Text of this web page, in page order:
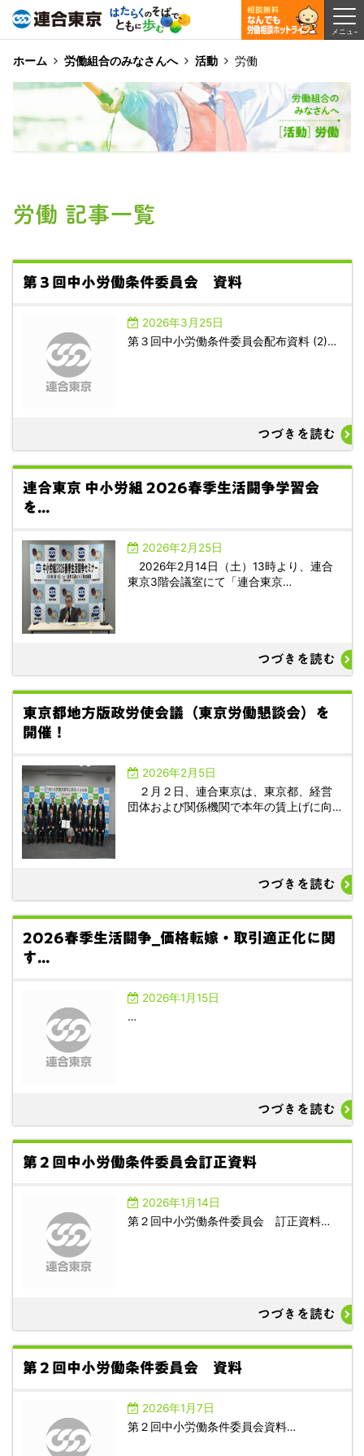
ホーム 労働組合のみなさんへ 活動 労働
労働 記事一覧
第３回中小労働条件委員会 資料
2026年3月25日
第３回中小労働条件委員会配布資料 (2)…
つづきを読む
連合東京 中小労組 2026春季生活闘争学習会
を...
2026年2月25日
2026年2月14日（土）13時より、連合
東京3階会議室にて「連合東京…
つづきを読む
東京都地方版政労使会議（東京労働懇談会）を
開催！
2026年2月5日
２月２日、連合東京は、東京都、経営
団体および関係機関で本年の賃上げに向…
つづきを読む
2026春季生活闘争_価格転嫁・取引適正化に関
す...
2026年1月15日
…
つづきを読む
第２回中小労働条件委員会訂正資料
2026年1月14日
第２回中小労働条件委員会 訂正資料…
つづきを読む
第２回中小労働条件委員会 資料
2026年1月7日
第２回中小労働条件委員会資料…